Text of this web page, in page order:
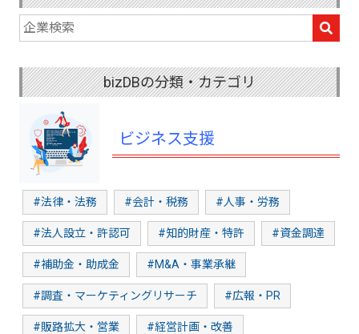
bizDBの分類・カテゴリ
ビジネス支援
#法律・法務 #会計・税務 #人事・労務
#法人設立・許認可 #知的財産・特許 #資金調達
#補助金・助成金 #M&A・事業承継
#調査・マーケティングリサーチ #広報・PR
#販路拡大・営業 #経営計画・改善